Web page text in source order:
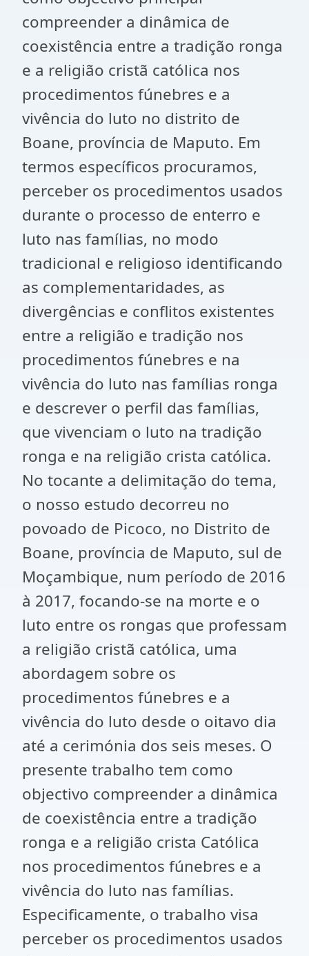
compreender a dinâmica de
coexistência entre a tradição ronga
e a religião cristã católica nos
procedimentos fúnebres e a
vivência do luto no distrito de
Boane, província de Maputo. Em
termos específicos procuramos,
perceber os procedimentos usados
durante o processo de enterro e
luto nas famílias, no modo
tradicional e religioso identificando
as complementaridades, as
divergências e conflitos existentes
entre a religião e tradição nos
procedimentos fúnebres e na
vivência do luto nas famílias ronga
e descrever o perfil das famílias,
que vivenciam o luto na tradição
ronga e na religião crista católica.
No tocante a delimitação do tema,
o nosso estudo decorreu no
povoado de Picoco, no Distrito de
Boane, província de Maputo, sul de
Moçambique, num período de 2016
à 2017, focando-se na morte e o
luto entre os rongas que professam
a religião cristã católica, uma
abordagem sobre os
procedimentos fúnebres e a
vivência do luto desde o oitavo dia
até a cerimónia dos seis meses. O
presente trabalho tem como
objectivo compreender a dinâmica
de coexistência entre a tradição
ronga e a religião crista Católica
nos procedimentos fúnebres e a
vivência do luto nas famílias.
Especificamente, o trabalho visa
perceber os procedimentos usados